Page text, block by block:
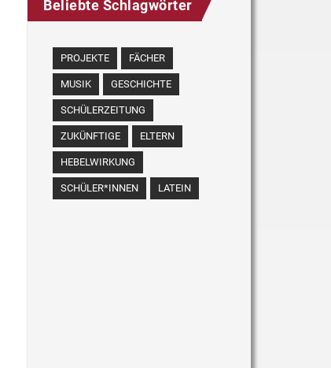
Beliebte Schlagwörter
PROJEKTE FÄCHER
MUSIK GESCHICHTE
SCHÜLERZEITUNG
ZUKÜNFTIGE ELTERN
HEBELWIRKUNG
SCHÜLER*INNEN LATEIN